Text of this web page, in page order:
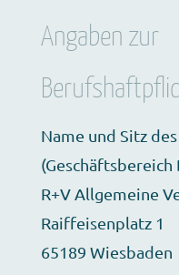
Angaben zur
Name und Sitz
(Geschäftsbereich
R+V Allgemeine
Raiffeisenplatz 1
65189 Wiesbaden